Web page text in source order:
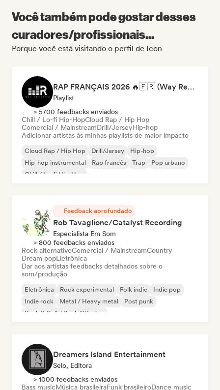
Você também pode gostar desses
curadores/profissionais...
Porque você está visitando o perfil de Icon
RAP FRANÇAIS 2026 🔥🇫🇷 (Way Records)
Playlist
> 5700 feedbacks enviados
Chill / Lo-fi Hip-HopCloud Rap / Hip Hop
Comercial / MainstreamDrill/JerseyHip-hop
Adicionar artistas às minhas playlists de maior impacto
Cloud Rap / Hip Hop Drill/Jersey
Hip-hop
Hip-hop instrumental
Rap francês Trap
Pop urbano
Chill / Lo-fi Hip-Hop
Feedback aprofundado
Rob Tavaglione/Catalyst Recording
Especialista Em Som
> 800 feedbacks enviados
Rock alternativoComercial / MainstreamCountry
Dream popEletrônica
Dar aos artistas feedbacks detalhados sobre o
som/produção
Eletrônica Rock experimental Folk indie
Indie pop
Indie rock
Metal / Heavy metal
Post punk
Rock & Roll / Rock Clássico
Dreamers Island Entertainment
Selo, Editora
> 1000 feedbacks enviados
Bass musicMúsica brasileiraFunk brasileiroDance music